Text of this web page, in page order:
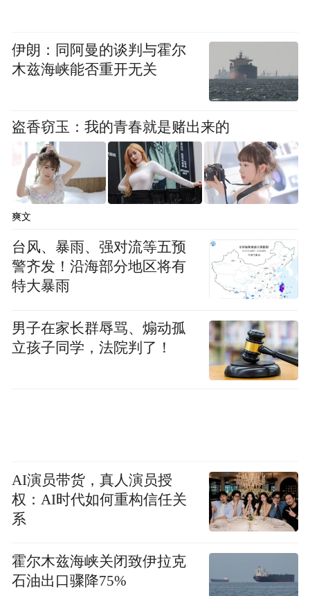
伊朗：同阿曼的谈判与霍尔
木兹海峡能否重开无关
盗香窃玉：我的青春就是赌出来的
爽文
台风、暴雨、强对流等五预
警齐发！沿海部分地区将有
特大暴雨
男子在家长群辱骂、煽动孤
立孩子同学，法院判了！
AI演员带货，真人演员授
权：AI时代如何重构信任关
系
霍尔木兹海峡关闭致伊拉克
石油出口骤降75%